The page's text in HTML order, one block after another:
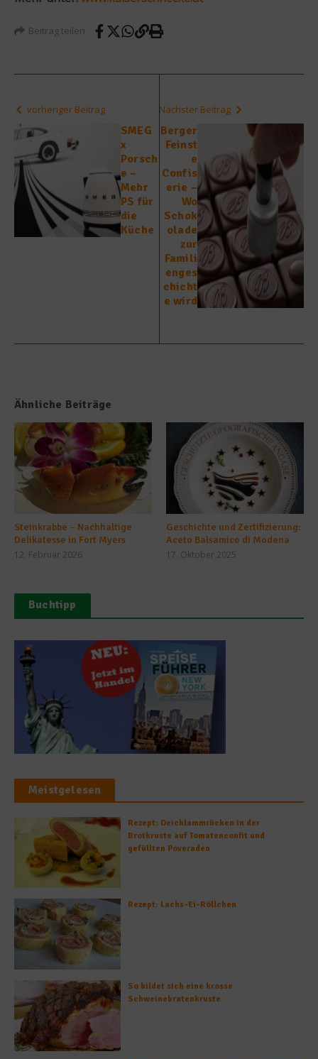
Beitrag teilen
vorheriger Beitrag
SMEG
x
Porsch
e –
Mehr
PS für
die
Küche
Nächster Beitrag
Berger
Feinst
e
Confis
erie –
Wo
Schok
olade
zur
Famili
enges
chicht
e wird
Ähnliche Beiträge
Steinkrabbe – Nachhaltige
Delikatesse in Fort Myers
12. Februar 2026
Geschichte und Zertifizierung:
Aceto Balsamico di Modena
17. Oktober 2025
Buchtipp
Meistgelesen
Rezept: Deichlammrücken in der
Brotkruste auf Tomatenconfit und
gefüllten Poveraden
Rezept: Lachs-Ei-Röllchen
So bildet sich eine krosse
Schweinebratenkruste